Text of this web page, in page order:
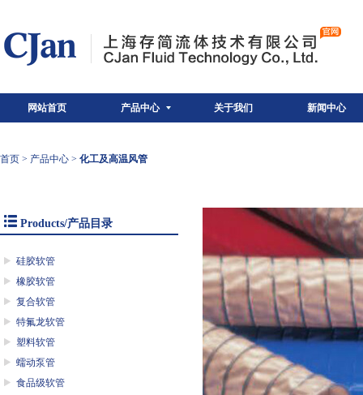
网站首页 产品中心 关于我们 新闻中心
首页 > 产品中心 > 化工及高温风管
Products/产品目录
硅胶软管
橡胶软管
复合软管
特氟龙软管
塑料软管
蠕动泵管
食品级软管